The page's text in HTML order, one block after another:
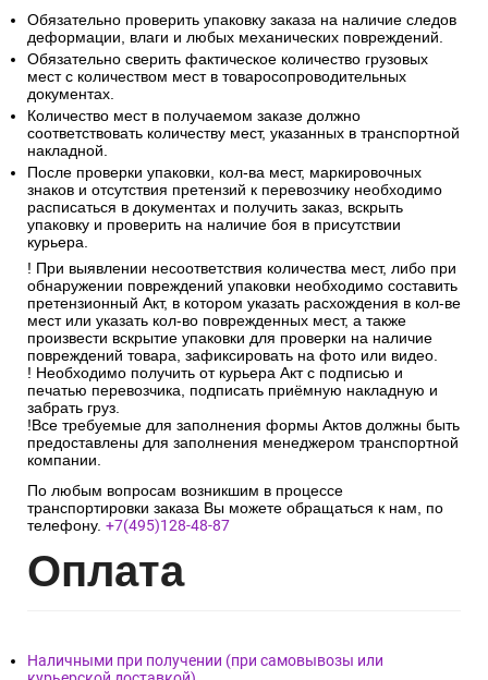
Обязательно проверить упаковку заказа на наличие следов
деформации, влаги и любых механических повреждений.
Обязательно сверить фактическое количество грузовых
мест с количеством мест в товаросопроводительных
документах.
Количество мест в получаемом заказе должно
соответствовать количеству мест, указанных в транспортной
накладной.
После проверки упаковки, кол-ва мест, маркировочных
знаков и отсутствия претензий к перевозчику необходимо
расписаться в документах и получить заказ, вскрыть
упаковку и проверить на наличие боя в присутствии
курьера.
! При выявлении несоответствия количества мест, либо при
обнаружении повреждений упаковки необходимо составить
претензионный Акт, в котором указать расхождения в кол-ве
мест или указать кол-во поврежденных мест, а также
произвести вскрытие упаковки для проверки на наличие
повреждений товара, зафиксировать на фото или видео.
! Необходимо получить от курьера Акт с подписью и
печатью перевозчика, подписать приёмную накладную и
забрать груз.
!Все требуемые для заполнения формы Актов должны быть
предоставлены для заполнения менеджером транспортной
компании.
По любым вопросам возникшим в процессе
транспортировки заказа Вы можете обращаться к нам, по
телефону. +7(495)128-48-87
Оплата
Наличными при получении (при самовывозы или